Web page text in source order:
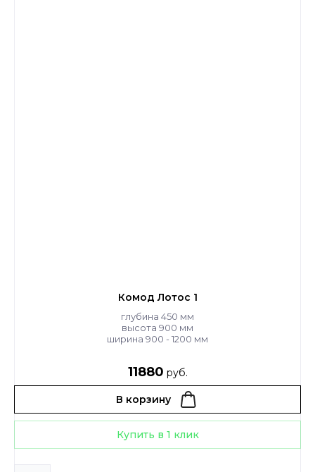
Комод Лотос 1
глубина 450 мм
высота 900 мм
ширина 900 - 1200 мм
11880 руб.
В корзину
Купить в 1 клик